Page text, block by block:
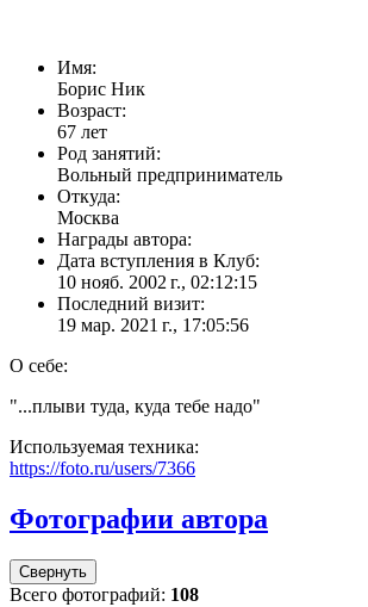
Имя:
Борис Ник
Возраст:
67 лет
Род занятий:
Вольный предприниматель
Откуда:
Москва
Награды автора:
Дата вступления в Клуб:
10 нояб. 2002 г., 02:12:15
Последний визит:
19 мар. 2021 г., 17:05:56
О себе:
"...плыви туда, куда тебе надо"
Используемая техника:
https://foto.ru/users/7366
Фотографии автора
Свернуть
Всего фотографий: 108